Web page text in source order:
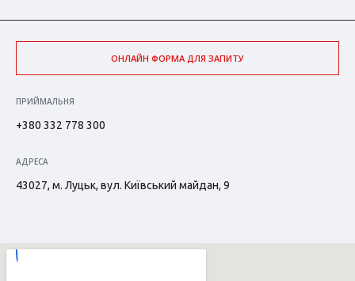
ОНЛАЙН ФОРМА ДЛЯ ЗАПИТУ
ПРИЙМАЛЬНЯ
+380 332 778 300
АДРЕСА
43027, м. Луцьк, вул. Київський майдан, 9